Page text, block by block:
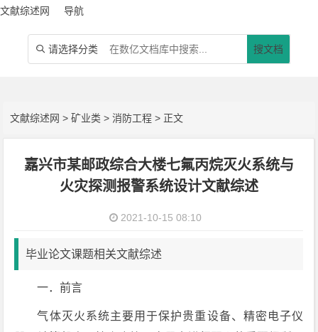
文献综述网 导航
 请选择分类 搜文档
文献综述网 >矿业类 >消防工程 > 正文
嘉兴市某邮政综合大楼七氟丙烷灭火系统与
火灾探测报警系统设计文献综述
2021-10-15 08:10
毕业论文课题相关文献综述
一．前言
气体灭火系统主要用于保护贵重设备、精密电子仪